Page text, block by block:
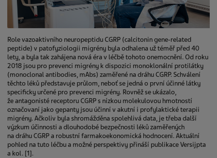
Role vazoaktivního neuropeptidu CGRP (calcitonin gene‑related
peptide) v patofyziologii migrény byla odhalena už téměř před 40
lety, a byla tak zahájena nová éra v léčbě tohoto onemocnění. Od roku
2018 jsou pro prevenci migrény k dispozici monoklonální protilátky
(monoclonal antibodies, mAbs) zaměřené na dráhu CGRP. Schválení
těchto léků představuje průlom, neboť se jedná o první účinné látky
specificky určené pro prevenci migrény. Rovněž se ukázalo,
že antagonisté receptoru CGRP s nízkou molekulovou hmotností
označovaní jako gepanty jsou účinní v akutní i profylaktické terapii
migrény. Ačkoliv byla shromážděna spolehlivá data, je třeba další
výzkum účinnosti a dlouhodobé bezpečnosti léků zaměřených
na dráhu CGRP a robustní farmakoekonomická hodnocení. Aktuální
pohled na tuto léčbu a možné perspektivy přináší publikace Versijpta
a kol. [1].